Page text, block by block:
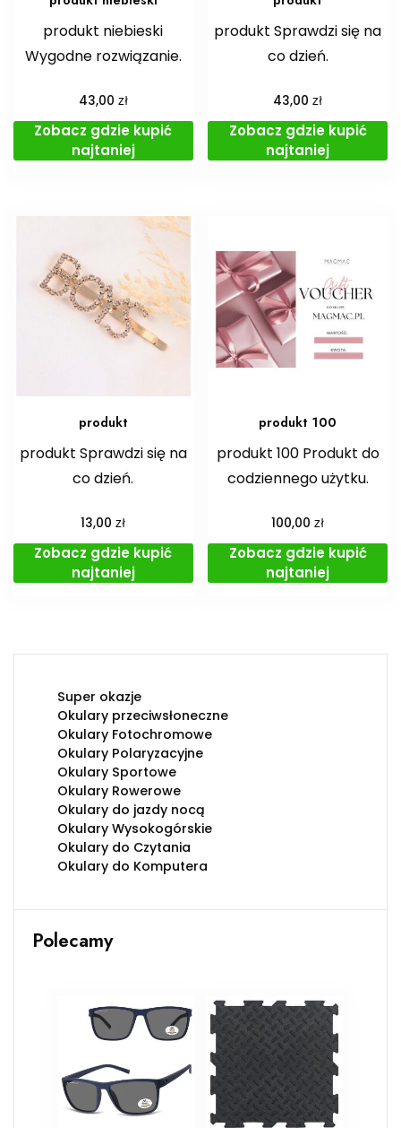
produkt niebieski
Wygodne rozwiązanie.
43,00 zł
Zobacz gdzie kupić
najtaniej
produkt Sprawdzi się na
co dzień.
43,00zł
Zobacz gdzie kupić
najtaniej
produkt
produkt Sprawdzi się na
co dzień.
13,00zł
Zobacz gdzie kupić
najtaniej
produkt 100
produkt 100 Produkt do
codziennego użytku.
100,00zł
Zobacz gdzie kupić
najtaniej
Super okazje
Okulary przeciwsłoneczne
Okulary Fotochromowe
Okulary Polaryzacyjne
Okulary Sportowe
Okulary Rowerowe
Okulary do jazdy nocą
Okulary Wysokogórskie
Okulary do Czytania
Okulary do Komputera
Polecamy